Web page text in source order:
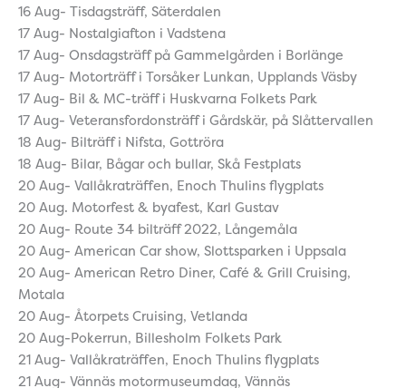
16 Aug- Tisdagsträff, Säterdalen
17 Aug- Nostalgiafton i Vadstena
17 Aug- Onsdagsträff på Gammelgården i Borlänge
17 Aug- Motorträff i Torsåker Lunkan, Upplands Väsby
17 Aug- Bil & MC-träff i Huskvarna Folkets Park
17 Aug- Veteransfordonsträff i Gårdskär, på Slåttervallen
18 Aug- Bilträff i Nifsta, Gottröra
18 Aug- Bilar, Bågar och bullar, Skå Festplats
20 Aug- Vallåkraträffen, Enoch Thulins flygplats
20 Aug. Motorfest & byafest, Karl Gustav
20 Aug- Route 34 bilträff 2022, Långemåla
20 Aug- American Car show, Slottsparken i Uppsala
20 Aug- American Retro Diner, Café & Grill Cruising,
Motala
20 Aug- Åtorpets Cruising, Vetlanda
20 Aug-Pokerrun, Billesholm Folkets Park
21 Aug- Vallåkraträffen, Enoch Thulins flygplats
21 Aug- Vännäs motormuseumdag, Vännäs